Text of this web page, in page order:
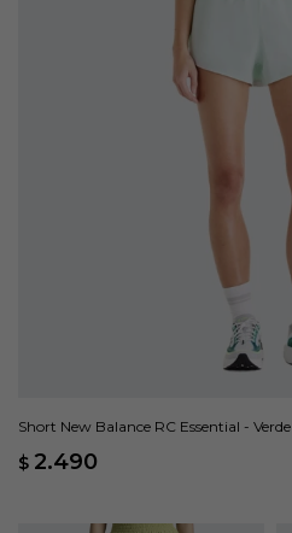
Short New Balance RC Essential - Verde
$ 2.490